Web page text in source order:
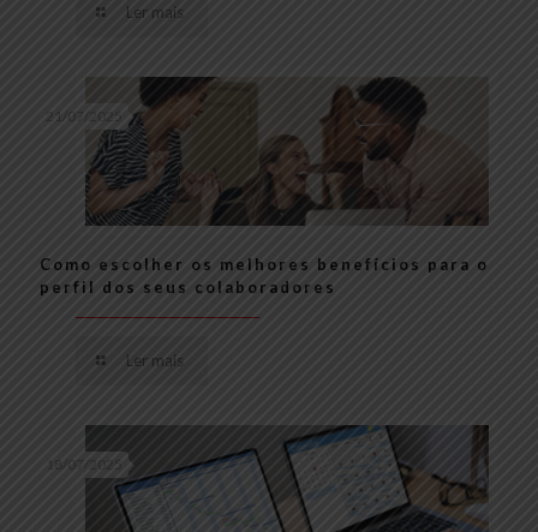
Ler mais
21/07/2025
Como escolher os melhores benefícios para o
perfil dos seus colaboradores
Ler mais
18/07/2025